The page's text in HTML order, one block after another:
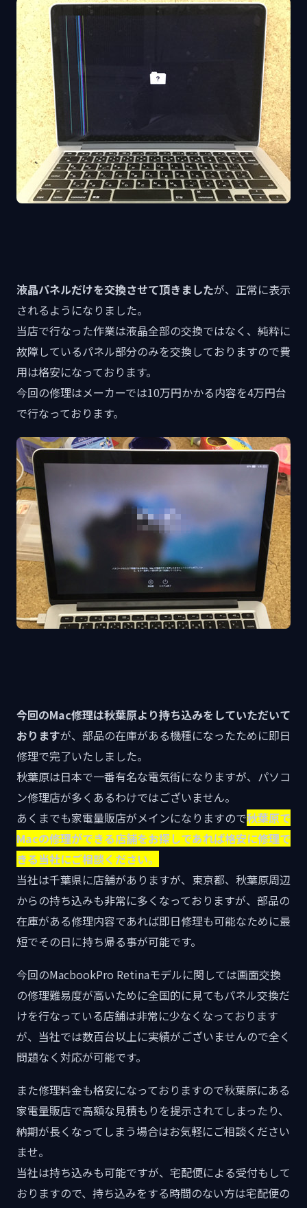
液晶パネルだけを交換させて頂きましたが、正常に表示
されるようになりました。
当店で行なった作業は液晶全部の交換ではなく、純粋に
故障しているパネル部分のみを交換しておりますので費
用は格安になっております。
今回の修理はメーカーでは10万円かかる内容を4万円台
で行なっております。
今回のMac修理は秋葉原より持ち込みをしていただいて
おりますが、部品の在庫がある機種になったために即日
修理で完了いたしました。
秋葉原は日本で一番有名な電気街になりますが、パソコ
ン修理店が多くあるわけではございません。
あくまでも家電量販店がメインになりますので秋葉原で
Macの修理ができる店舗をお探しであれば格安に修理で
きる当社にご相談ください。
当社は千葉県に店舗がありますが、東京都、秋葉原周辺
からの持ち込みも非常に多くなっておりますが、部品の
在庫がある修理内容であれば即日修理も可能なために最
短でその日に持ち帰る事が可能です。
今回のMacbookPro Retinaモデルに関しては画面交換
の修理難易度が高いために全国的に見てもパネル交換だ
けを行なっている店舗は非常に少なくなっております
が、当社では数百台以上に実績がございませんので全く
問題なく対応が可能です。
また修理料金も格安になっておりますので秋葉原にある
家電量販店で高額な見積もりを提示されてしまったり、
納期が長くなってしまう場合はお気軽にご相談ください
ませ。
当社は持ち込みも可能ですが、宅配便による受付もして
おりますので、持ち込みをする時間のない方は宅配便の